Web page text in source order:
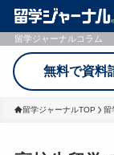
留学ジャーナルコラム
無料で資料
留学ジャーナルTOP 留